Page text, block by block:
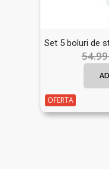
Set 5 boluri de
OFERTA